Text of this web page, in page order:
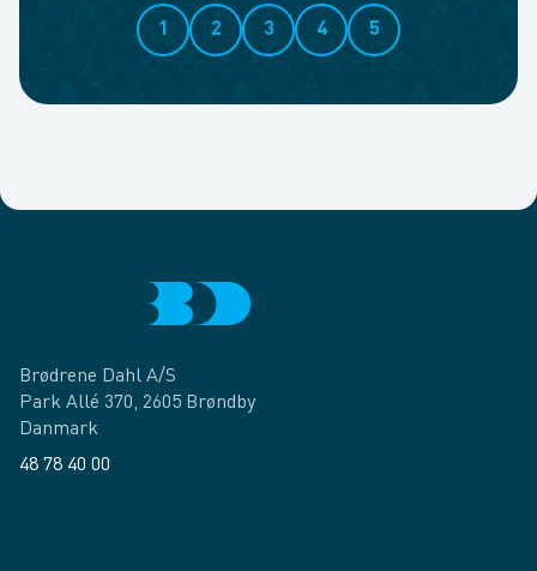
1 2 3 4 5
Brødrene Dahl A/S
Park Allé 370, 2605 Brøndby
Danmark
48 78 40 00